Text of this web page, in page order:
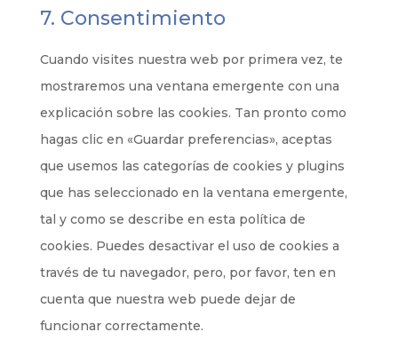
varios
7. Consentimiento
Cuando visites nuestra web por primera vez, te
mostraremos una ventana emergente con una
explicación sobre las cookies. Tan pronto como
hagas clic en «Guardar preferencias», aceptas
que usemos las categorías de cookies y plugins
que has seleccionado en la ventana emergente,
tal y como se describe en esta política de
cookies. Puedes desactivar el uso de cookies a
través de tu navegador, pero, por favor, ten en
cuenta que nuestra web puede dejar de
funcionar correctamente.